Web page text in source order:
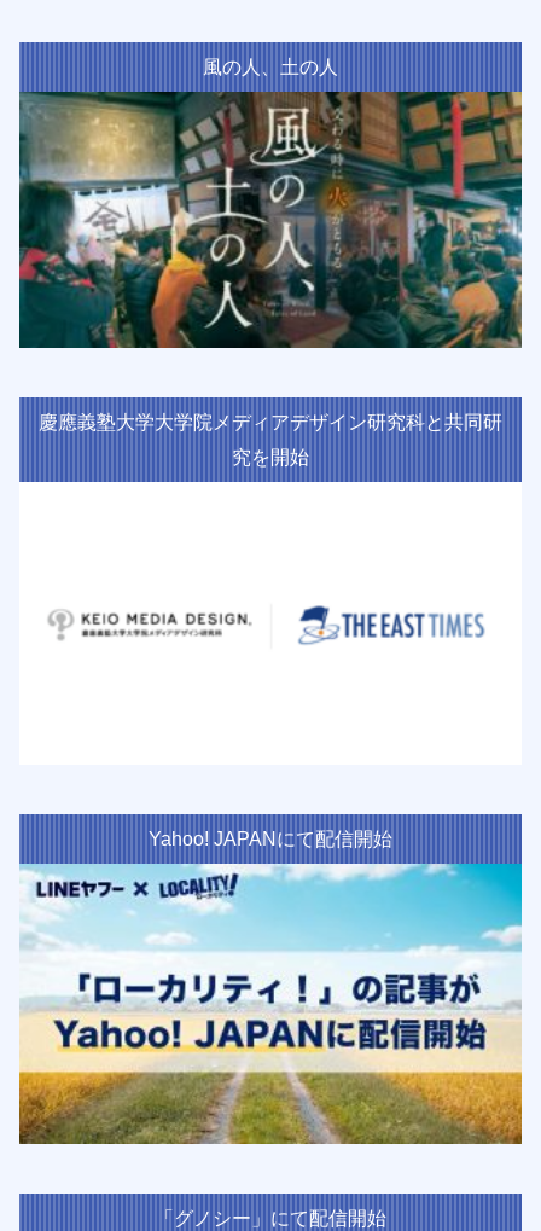
風の人、土の人
慶應義塾大学大学院メディアデザイン研究科と共同研
究を開始
Yahoo! JAPANにて配信開始
「グノシー」にて配信開始